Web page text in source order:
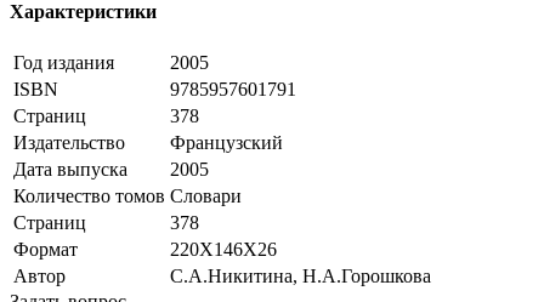
Характеристики
Год издания
2005
ISBN
9785957601791
Страниц
378
Издательство
Французский
Дата выпуска
2005
Количество томов Словари
Страниц
378
Формат
220Х146Х26
Автор
С.А.Никитина, Н.А.Горошкова